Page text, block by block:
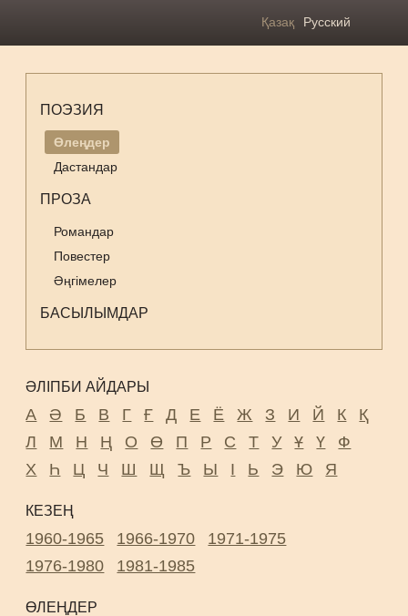
Қазақ Русский
ПОЭЗИЯ
Өлеңдер
Дастандар
ПРОЗА
Романдар
Повестер
Әңгімелер
БАСЫЛЫМДАР
ӘЛІПБИ АЙДАРЫ
А Ә Б В Г Ғ Д Е Ё Ж З И Й К
Қ
Л
М Н Ң О Ө П Р С Т У Ұ Ү
Ф
Х
Һ Ц Ч Ш Щ Ъ Ы І Ь Э Ю Я
КЕЗЕҢ
1960-1965 1966-1970
1971-1975
1976-1980
1981-1985
ӨЛЕҢДЕР